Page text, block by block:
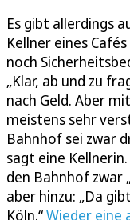
Es gibt allerdings
Kellner eines
noch
„Klar, ab und zu
nach Geld. Aber
meistens sehr
Bahnhof sei zwar
sagt eine
den Bahnhof zwar
aber hinzu: „Da
Köln.“Wieder eine